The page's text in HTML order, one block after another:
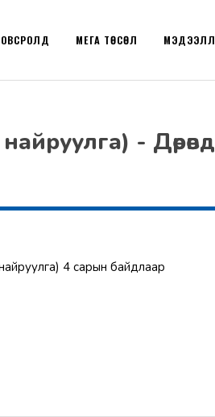
МЕГА ТӨСӨЛ
-
найруулга) 4 сарын байдлаар